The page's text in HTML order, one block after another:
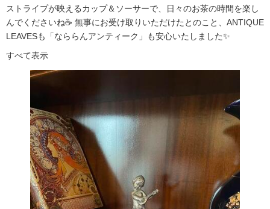
ストライプが映えるカップ＆ソーサーで、日々のお茶の時間を楽し
んでくださいね☕ 無事にお受け取りいただけたとのこと、ANTIQUE
LEAVESも「なららんアンティーク」も安心いたしました✨
すべて表示